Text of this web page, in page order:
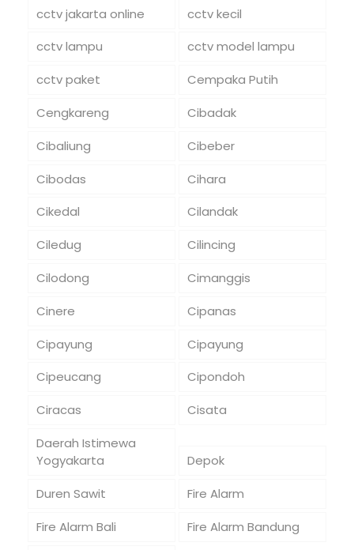
cctv jakarta online
cctv kecil
cctv lampu
cctv model lampu
cctv paket
Cempaka Putih
Cengkareng
Cibadak
Cibaliung
Cibeber
Cibodas
Cihara
Cikedal
Cilandak
Ciledug
Cilincing
Cilodong
Cimanggis
Cinere
Cipanas
Cipayung
Cipayung
Cipeucang
Cipondoh
Ciracas
Cisata
Daerah Istimewa
Yogyakarta
Depok
Duren Sawit
Fire Alarm
Fire Alarm Bali
Fire Alarm Bandung